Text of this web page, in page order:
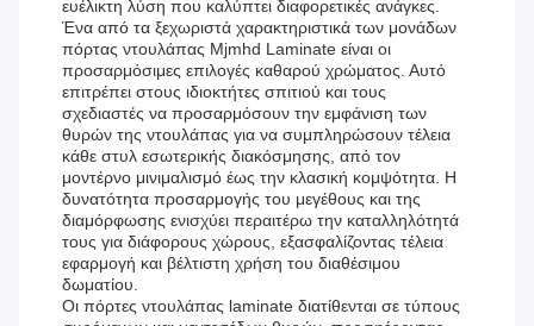
ευέλικτη λύση που καλύπτει διαφορετικές ανάγκες.
Ένα από τα ξεχωριστά χαρακτηριστικά των μονάδων
πόρτας ντουλάπας Mjmhd Laminate είναι οι
προσαρμόσιμες επιλογές καθαρού χρώματος. Αυτό
επιτρέπει στους ιδιοκτήτες σπιτιού και τους
σχεδιαστές να προσαρμόσουν την εμφάνιση των
θυρών της ντουλάπας για να συμπληρώσουν τέλεια
κάθε στυλ εσωτερικής διακόσμησης, από τον
μοντέρνο μινιμαλισμό έως την κλασική κομψότητα. Η
δυνατότητα προσαρμογής του μεγέθους και της
διαμόρφωσης ενισχύει περαιτέρω την καταλληλότητά
τους για διάφορους χώρους, εξασφαλίζοντας τέλεια
εφαρμογή και βέλτιστη χρήση του διαθέσιμου
δωματίου.
Οι πόρτες ντουλάπας laminate διατίθενται σε τύπους